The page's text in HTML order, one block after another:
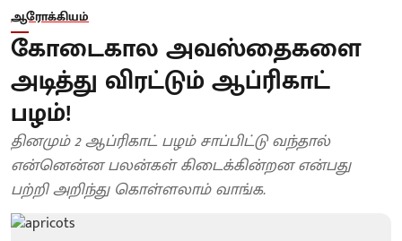
ஆரோக்கியம்
கோடைகால அவஸ்தைகளை
அடித்து விரட்டும் ஆப்ரிகாட்
பழம்!
தினமும் 2 ஆப்ரிகாட் பழம் சாப்பிட்டு வந்தால்
என்னென்ன பலன்கள் கிடைக்கின்றன என்பது
பற்றி அறிந்து கொள்ளலாம் வாங்க.